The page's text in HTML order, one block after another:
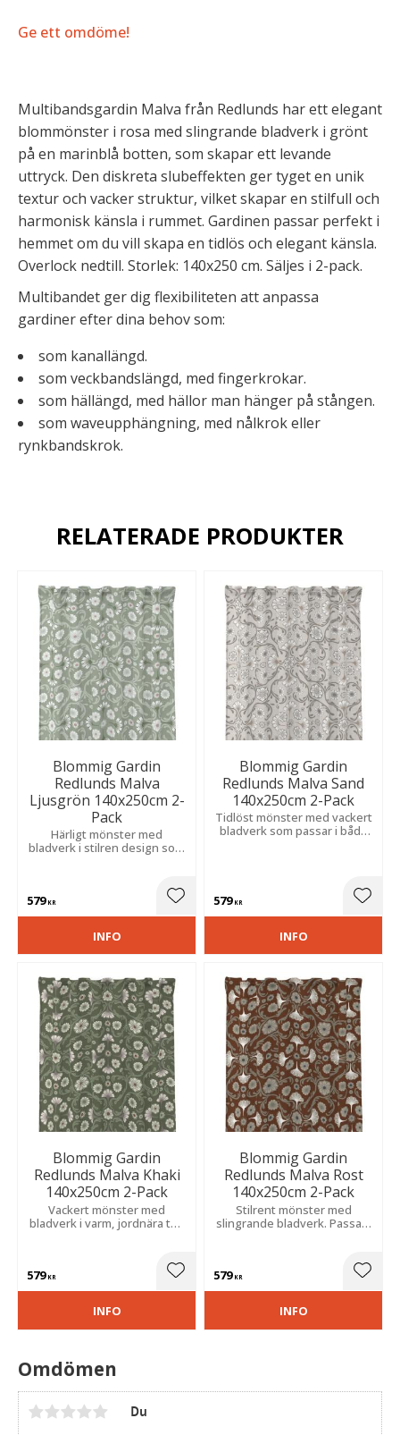
Ge ett omdöme!
Multibandsgardin Malva från Redlunds har ett elegant
blommönster i rosa med slingrande bladverk i grönt
på en marinblå botten, som skapar ett levande
uttryck. Den diskreta slubeffekten ger tyget en unik
textur och vacker struktur, vilket skapar en stilfull och
harmonisk känsla i rummet. Gardinen passar perfekt i
hemmet om du vill skapa en tidlös och elegant känsla.
Overlock nedtill. Storlek: 140x250 cm. Säljes i 2-pack.
Multibandet ger dig flexibiliteten att anpassa
gardiner efter dina behov som:
som kanallängd.
som veckbandslängd, med fingerkrokar.
som hällängd, med hällor man hänger på stången.
som waveupphängning, med nålkrok eller
rynkbandskrok.
Omdömen
Du
RELATERADE PRODUKTER
Blommig Gardin
Redlunds Malva
Ljusgrön 140x250cm 2-
Pack
Härligt mönster med
bladverk i stilren design som
en levande och dekorativ
579KR Lägg till i favoriter
INFO
Blommig Gardin
Redlunds Malva Sand
140x250cm 2-Pack
Tidlöst mönster med vackert
bladverk som passar i både
579KR
INFO
Blommig Gardin
Redlunds Malva Khaki
140x250cm 2-Pack
Vackert mönster med
bladverk i varm, jordnära ton
skapar en levande struktur.
579KR Lägg till i favoriter
INFO
Blommig Gardin
Redlunds Malva Rost
140x250cm 2-Pack
Stilrent mönster med
slingrande bladverk. Passar i
579KR
INFO